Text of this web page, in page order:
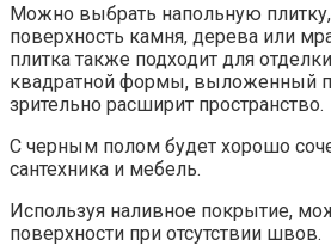
Можно выбрать напольную
поверхность камня, дерева или
плитка также подходит для
квадратной формы, выложенный
зрительно расширит пространство.
С черным полом будет хорошо
сантехника и мебель.
Используя наливное покрытие,
поверхности при отсутствии швов.